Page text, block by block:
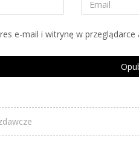
e-mail i witrynę w